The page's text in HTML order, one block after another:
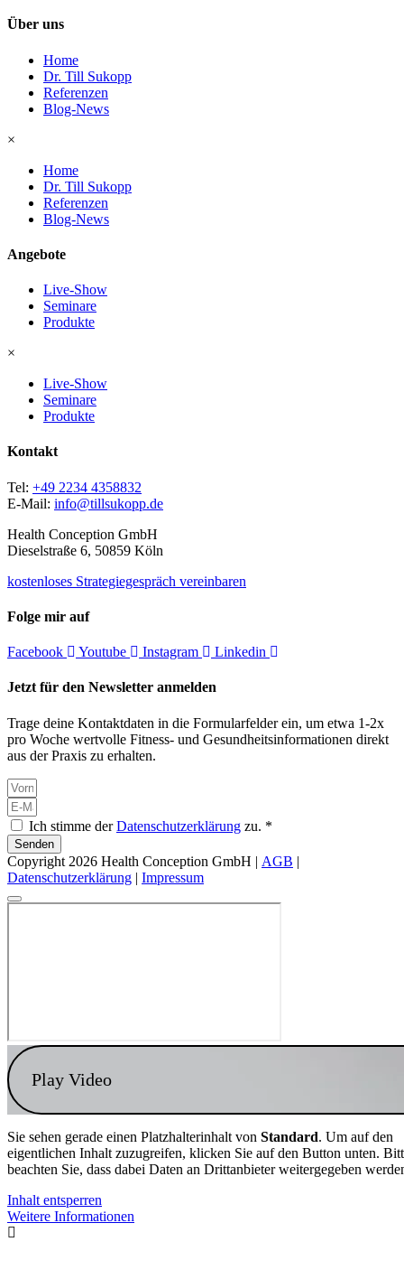
Über uns
Home
Dr. Till Sukopp
Referenzen
Blog-News
×
Home
Dr. Till Sukopp
Referenzen
Blog-News
Angebote
Live-Show
Seminare
Produkte
×
Live-Show
Seminare
Produkte
Kontakt
Tel: +49 2234 4358832
E-Mail: info@tillsukopp.de
Health Conception GmbH
Dieselstraße 6, 50859 Köln
kostenloses Strategiegespräch vereinbaren
Folge mir auf
Facebook Youtube Instagram Linkedin
Jetzt für den Newsletter anmelden
Trage deine Kontaktdaten in die Formularfelder ein, um etwa 1-2x
pro Woche wertvolle Fitness- und Gesundheitsinformationen direkt
aus der Praxis zu erhalten.
Ich stimme derDatenschutzerklärung zu. *
Senden
Copyright 2026 Health Conception GmbH | AGB |
Datenschutzerklärung | Impressum
Play Video
Sie sehen gerade einen Platzhalterinhalt von Standard. Um auf den
eigentlichen Inhalt zuzugreifen, klicken Sie auf den Button unten.
beachten Sie, dass dabei Daten an Drittanbieter weitergegeben
Inhalt entsperren
Weitere Informationen